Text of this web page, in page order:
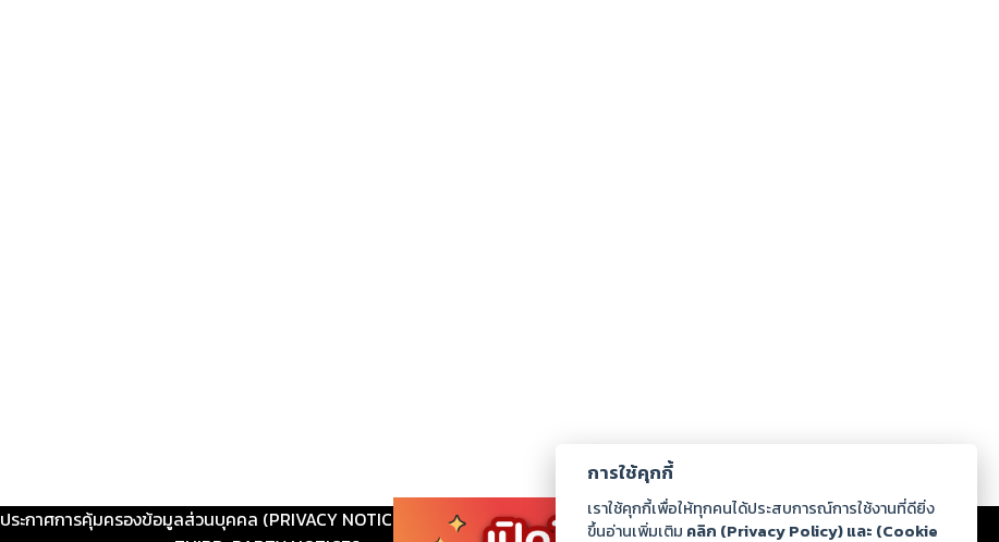
ประกาศการคุ้มครองข้อมูลส่วนบุคคล (PRIVACY NOTICE) ติดต่อเรา ร่วมงานกับเรา | ดาวน์โหลด
|
การใช้คุกกี้
เราใช้คุกกี้เพื่อให้ทุกคนได้ประสบการณ์การใช้งานที่ดียิ่ง
ขึ้นอ่านเพิ่มเติม คลิก (Privacy Policy) และ (Cookie